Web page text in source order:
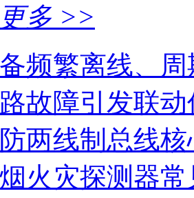
更多 >>
频繁离线、
故障引发联
两线制总线核
火灾探测器常